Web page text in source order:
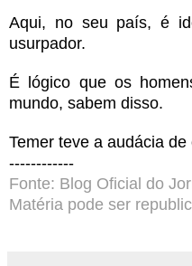
Aqui, no seu país, é
usurpador.
É lógico que os
mundo, sabem disso.
Temer teve a audácia
------------
Fonte: Blog Oficial do
Matéria pode ser